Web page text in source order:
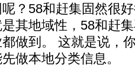
？58和赶集固然很
其地域性，58和赶
做到。 这就是说，
做本地分类信息。